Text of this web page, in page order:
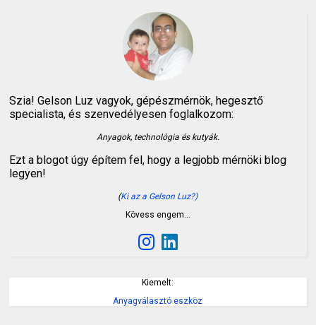
Szia! Gelson Luz vagyok, gépészmérnök, hegesztő
specialista, és szenvedélyesen foglalkozom:
Anyagok, technológia és kutyák.
Ezt a blogot úgy építem fel, hogy a legjobb mérnöki blog
legyen!
(Ki az a Gelson Luz?)
Kövess engem…
Kiemelt:
Anyagválasztó eszköz